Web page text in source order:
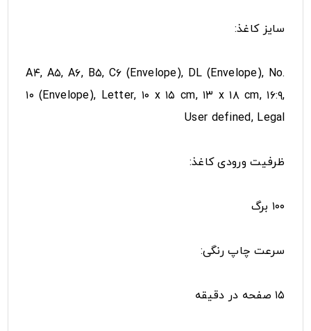
سایز کاغذ:
A۴, A۵, A۶, B۵, C۶ (Envelope), DL (Envelope), No.
۱۰ (Envelope), Letter, ۱۰ x ۱۵ cm, ۱۳ x ۱۸ cm, ۱۶:۹,
User defined, Legal
ظرفیت ورودی کاغذ:
۱۰۰ برگ
سرعت چاپ رنگی:
۱۵ صفحه در دقیقه